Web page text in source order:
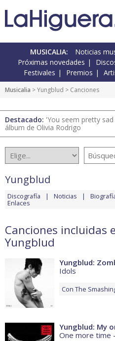
MUSICALIA: Noticias
Próximas novedades
Festivales
Premios
Musicalia >Yungblud > Canciones
Destacado: 'You seem pretty
álbum de Olivia Rodrigo
Yungblud
Discografía Noticias
Enlaces
Canciones incluidas
Yungblud
Yungblud:
Idols
Con The
Yungblud: My
One more time